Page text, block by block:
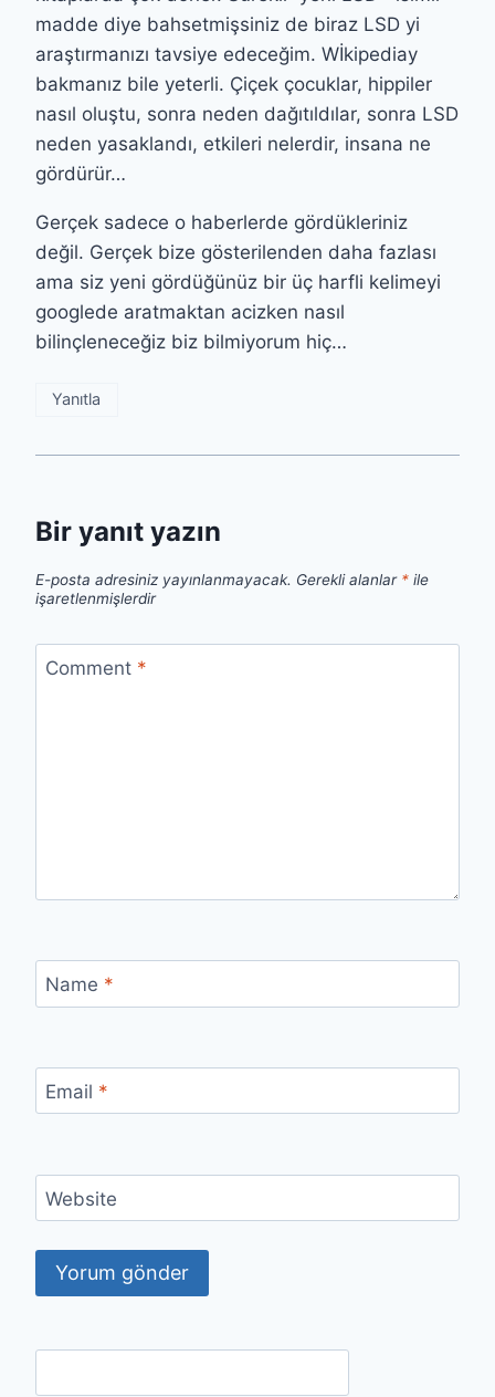
madde diye bahsetmişsiniz de biraz LSD yi
araştırmanızı tavsiye edeceğim. Wİkipediay
bakmanız bile yeterli. Çiçek çocuklar, hippiler
nasıl oluştu, sonra neden dağıtıldılar, sonra LSD
neden yasaklandı, etkileri nelerdir, insana ne
gördürür…
Gerçek sadece o haberlerde gördükleriniz
değil. Gerçek bize gösterilenden daha fazlası
ama siz yeni gördüğünüz bir üç harfli kelimeyi
googlede aratmaktan acizken nasıl
bilinçleneceğiz biz bilmiyorum hiç…
Yanıtla
Bir yanıt yazın
E-posta adresiniz yayınlanmayacak. Gerekli alanlar * ile
işaretlenmişlerdir
Comment *
Name *
Email *
Website